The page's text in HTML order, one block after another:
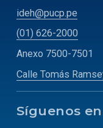
ideh@pucp.pe
(01) 626-2000
Anexo 7500-7501
Calle Tomás
Síguenos en